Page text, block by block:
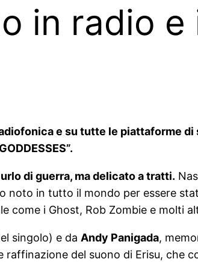
in radio e
e su tutte le piattaforme di
di guerra, ma delicato a tratti.
noto in tutto il mondo per essere
come i Ghost, Rob Zombie e molti
singolo) e da Andy Panigada,
raffinazione del suono di Erisu, che